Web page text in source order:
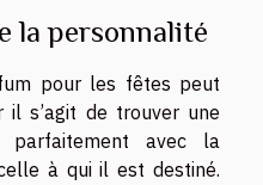
la personnalité
pour les fêtes peut
s’agit de trouver une
parfaitement avec la
à qui il est destiné.